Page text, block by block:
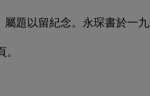
題以留紀念。永琛書於一九